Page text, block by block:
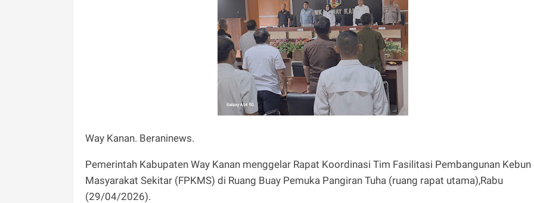
Way Kanan. Beraninews.
Pemerintah Kabupaten Way Kanan menggelar Rapat Koordinasi Tim Fasilitasi Pembangunan Kebun
Masyarakat Sekitar (FPKMS) di Ruang Buay Pemuka Pangiran Tuha (ruang rapat utama),Rabu
(29/04/2026).